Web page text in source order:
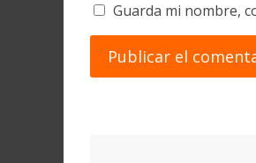
Guarda mi nombre,